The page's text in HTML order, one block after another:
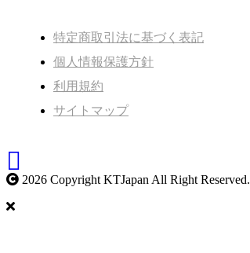
特定商取引法に基づく表記
個人情報保護方針
利用規約
サイトマップ
2026 Copyright KTJapan All Right Reserved.